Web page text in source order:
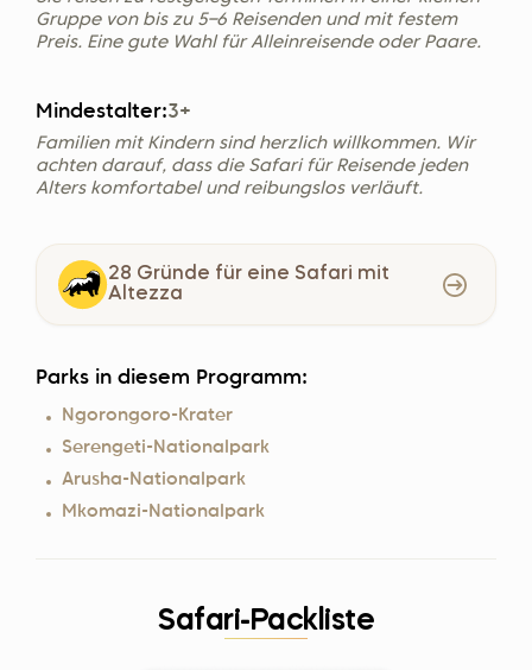
Gruppe von bis zu 5–6 Reisenden und mit festem
Preis. Eine gute Wahl für Alleinreisende oder Paare.
Mindestalter:3+
Familien mit Kindern sind herzlich willkommen. Wir
achten darauf, dass die Safari für Reisende jeden
Alters komfortabel und reibungslos verläuft.
28 Gründe für eine Safari mit
Altezza
Parks in diesem Programm:
Ngorongoro-Krater
Serengeti-Nationalpark
Arusha-Nationalpark
Mkomazi-Nationalpark
Safari-Packliste